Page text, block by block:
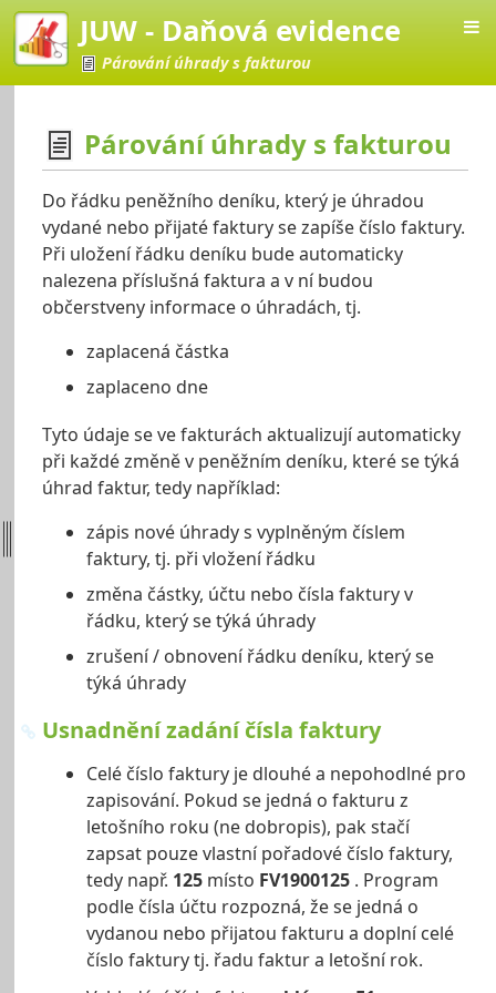
JUW - Daňová evidence
Párování úhrady s fakturou
evidence
Párování úhrady s fakturou
Do řádku peněžního deníku, který je úhradou
vydané nebo přijaté faktury se zapíše číslo faktury.
Při uložení řádku deníku bude automaticky
nalezena příslušná faktura a v ní budou
občerstveny informace o úhradách, tj.
zaplacená částka
zaplaceno dne
Tyto údaje se ve fakturách aktualizují automaticky
při každé změně v peněžním deníku, které se týká
úhrad faktur, tedy například:
zápis nové úhrady s vyplněným číslem
faktury, tj. při vložení řádku
změna částky, účtu nebo čísla faktury v
řádku, který se týká úhrady
zrušení / obnovení řádku deníku, který se
týká úhrady
Usnadnění zadání čísla faktury
Celé číslo faktury je dlouhé a nepohodlné pro
zapisování. Pokud se jedná o fakturu z
letošního roku (ne dobropis), pak stačí
zapsat pouze vlastní pořadové číslo faktury,
tedy např. 125 místo FV1900125 . Program
podle čísla účtu rozpozná, že se jedná o
vydanou nebo přijatou fakturu a doplní celé
číslo faktury tj. řadu faktur a letošní rok.